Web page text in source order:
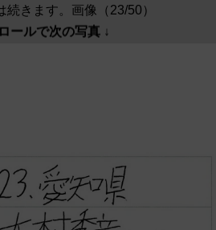
続きます。画像（23/50）
ールで次の写真 ↓